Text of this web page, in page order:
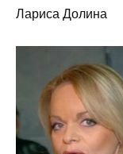
Лариса Долина